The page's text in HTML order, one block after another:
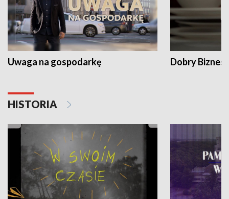
Uwaga na gospodarkę Dobry Biznes
HISTORIA